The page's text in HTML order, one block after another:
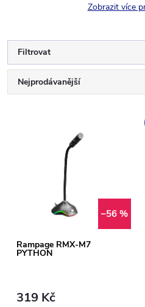
Zobrazit více
Filtrovat
Ř
p
Nejprodávanější
s
–56 %
Rampage RMX-M7
PYTHON
319 Kč